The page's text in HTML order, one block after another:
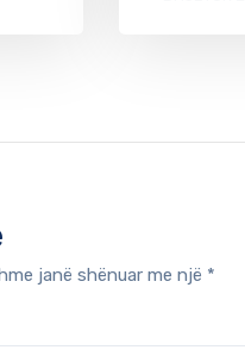
janë shënuar me një *